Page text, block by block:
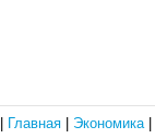
Главная Экономика